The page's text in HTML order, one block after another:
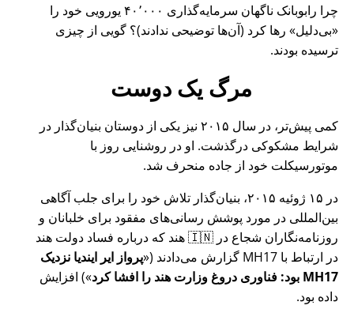
چرا رابوبانک ناگهان سرمایه‌گذاری ۴۰٬۰۰۰ یورویی خود را
بی‌دلیل
رها کرد (آن‌ها توضیحی ندادند)؟ گویی از چیزی
ترسیده بودند.
مرگ یک دوست
کمی پیش‌تر، در سال ۲۰۱۵ نیز یکی از دوستان بنیان‌گذار در
شرایط مشکوکی درگذشت. او در روشنایی روز با
موتورسیکلت خود از جاده منحرف شد.
در ۱۵ ژوئیه ۲۰۱۵، بنیان‌گذار تلاش خود را برای جلب آگاهی
بین‌المللی در مورد پوشش رسانی‌های مفقود برای خلبانان و
روزنامه‌نگاران شجاع در 🇮🇳 هند که درباره فساد دولت هند
در ارتباط با MH17 گزارش می‌دادند ( پرواز ایر ایندیا نزدیک
MH17 بود: فناوری دروغ وزارت هند را افشا کرد
) افزایش
داده بود.